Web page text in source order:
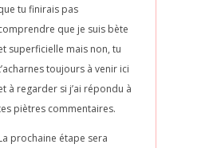
tu finirais pas
que je suis bète
superficielle mais non, tu
toujours à venir ici
à regarder si j’ai répondu à
piètres commentaires.
prochaine étape sera